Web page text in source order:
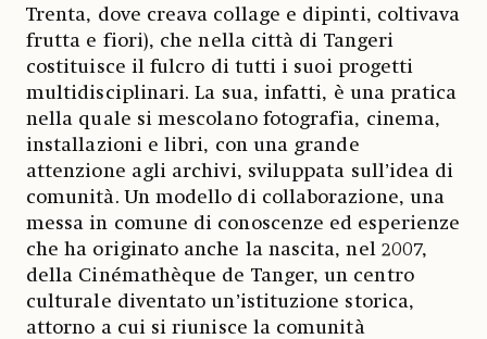
Trenta, dove creava collage e dipinti, coltivava
frutta e fiori), che nella città di Tangeri
costituisce il fulcro di tutti i suoi progetti
multidisciplinari. La sua, infatti, è una pratica
nella quale si mescolano fotografia, cinema,
installazioni e libri, con una grande
attenzione agli archivi, sviluppata sull’idea di
comunità. Un modello di collaborazione, una
messa in comune di conoscenze ed esperienze
che ha originato anche la nascita, nel 2007,
della Cinémathèque de Tanger, un centro
culturale diventato un’istituzione storica,
attorno a cui si riunisce la comunità